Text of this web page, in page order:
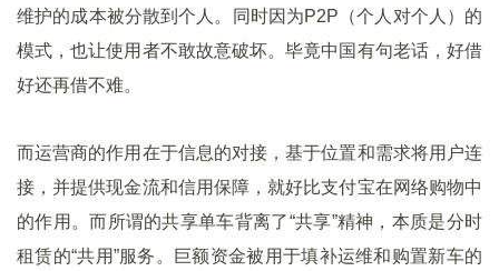
维护的成本被分散到个人。同时因为P2P（个人对个人）的
模式，也让使用者不敢故意破坏。毕竟中国有句老话，好借
好还再借不难。
而运营商的作用在于信息的对接，基于位置和需求将用户连
接，并提供现金流和信用保障，就好比支付宝在网络购物中
的作用。而所谓的共享单车背离了“共享”精神，本质是分时
租赁的“共用”服务。巨额资金被用于填补运维和购置新车的